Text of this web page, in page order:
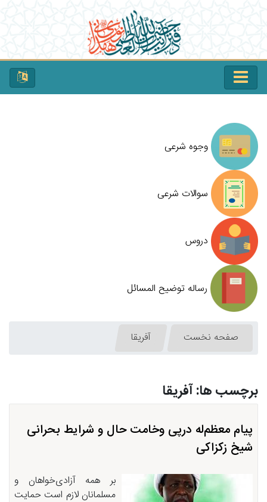
وجوه شرعی
سوالات شرعی
دروس
رساله توضیح المسائل
صفحه نخست آفریقا
برچسب ها: آفریقا
پیام معظم‌له درپی وخامت حال و شرایط بحرانی
شیخ زكزاكی
بر همه آزادی‌خواهان و
مسلمانان لازم است حمایت